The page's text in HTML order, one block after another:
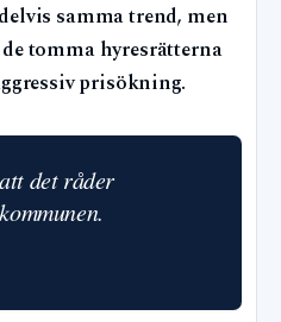
samma trend, men
tomma hyresrätterna
prisökning.
det råder